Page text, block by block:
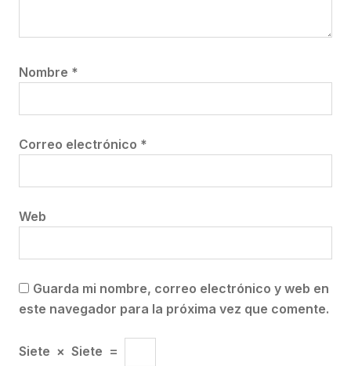
Nombre *
Correo electrónico *
Web
Guarda mi nombre, correo electrónico y web en
este navegador para la próxima vez que comente.
Siete × Siete =